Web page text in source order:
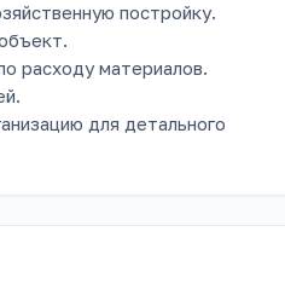
постройку.
расходу материалов.
для детального